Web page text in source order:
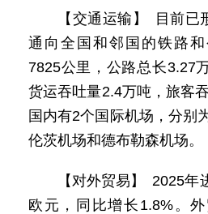
【交通运输】 目前已
通向全国和邻国的铁路
7825公里，公路总长3.27
货运吞吐量2.4万吨，旅客
国内有2个国际机场，分别
伦茨机场和德布勒森机场。
【对外贸易】 2025年
欧元，同比增长1.8%。